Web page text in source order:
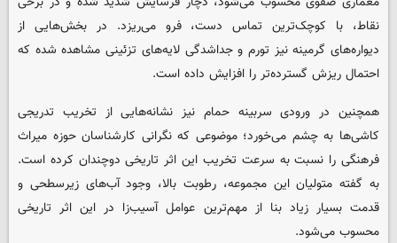
نقاط، با کوچک‌ترین تماس دست، فرو می‌ریزد. در بخش‌هایی از
دیواره‌های گرمینه نیز تورم و جداشدگی لایه‌های تزئینی مشاهده شده که
احتمال ریزش گسترده‌تر را افزایش داده است.
همچنین در ورودی سربینه حمام نیز نشانه‌هایی از تخریب تدریجی
کاشی‌ها به چشم می‌خورد؛ موضوعی که نگرانی کارشناسان حوزه میراث
فرهنگی را نسبت به سرعت تخریب این اثر تاریخی دوچندان کرده است.
به گفته متولیان این مجموعه، رطوبت بالا، وجود آب‌های زیرسطحی و
قدمت بسیار زیاد بنا از مهم‌ترین عوامل آسیب‌زا در این اثر تاریخی
محسوب می‌شود.